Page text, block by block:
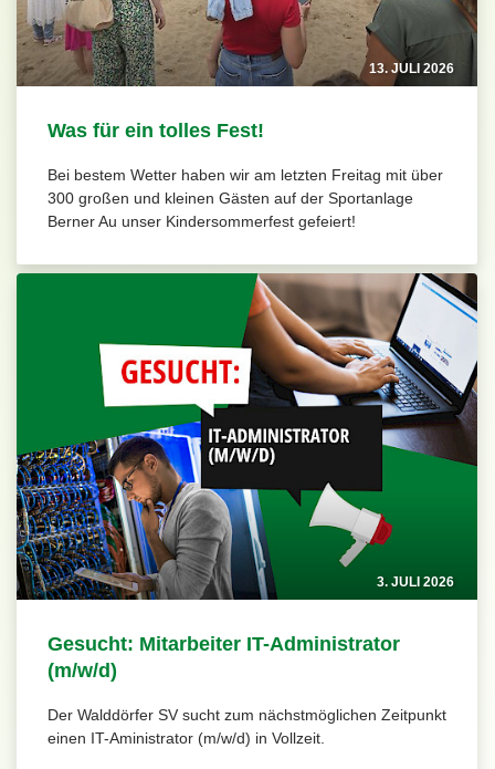
13. JULI 2026
Was für ein tolles Fest!
Bei bestem Wetter haben wir am letzten Freitag mit über
300 großen und kleinen Gästen auf der Sportanlage
Berner Au unser Kindersommerfest gefeiert!
3. JULI 2026
Gesucht: Mitarbeiter IT-Administrator
(m/w/d)
Der Walddörfer SV sucht zum nächstmöglichen Zeitpunkt
einen IT-Aministrator (m/w/d) in Vollzeit.